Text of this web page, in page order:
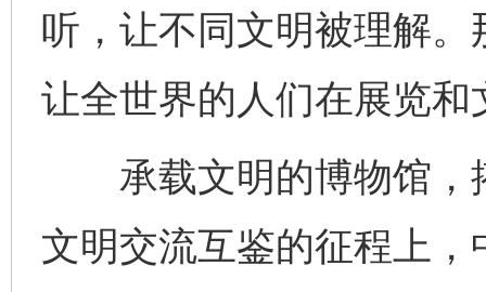
听，让不同文明被理解
让全世界的人们在展览和
承载文明的博物馆，
文明交流互鉴的征程上